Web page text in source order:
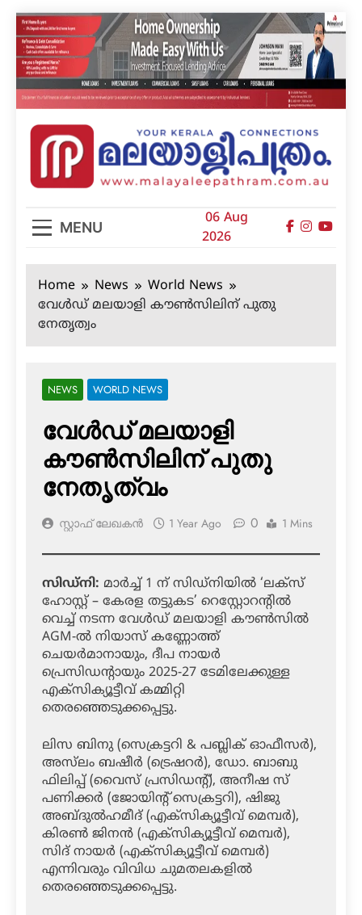
Skip
to
content
മലയാളിപത്രം
MENU
06 Aug
2026
Home News
World News
വേൾഡ് മലയാളി കൗൺസിലിന് പുതു
നേതൃത്വം
NEWS WORLD NEWS
വേൾഡ് മലയാളി
കൗൺസിലിന് പുതു
നേതൃത്വം
സ്റ്റാഫ് ലേഖകൻ 1 Year Ago 0 1 Mins
സിഡ്‌നി: മാർച്ച് 1 ന് സിഡ്‌നിയിൽ ‘ലക്സ്
ഹോസ്റ്റ് – കേരള തട്ടുകട’ റെസ്റ്റോറന്റിൽ
വെച്ച് നടന്ന വേൾഡ് മലയാളി കൗൺസിൽ
AGM-ൽ നിയാസ് കണ്ണോത്ത്
ചെയർമാനായും, ദീപ നായർ
പ്രെസിഡന്റായും 2025-27 ടേമിലേക്കുള്ള
എക്സിക്യൂട്ടീവ് കമ്മിറ്റി
തെരഞ്ഞെടുക്കപ്പെട്ടു.
ലിസ ബിനു (സെക്രട്ടറി & പബ്ലിക് ഓഫീസർ),
അസ്‌ലം ബഷീർ (ട്രെഷറർ), ഡോ. ബാബു
ഫിലിപ്പ് (വൈസ് പ്രസിഡന്റ്), അനീഷ സ്
പണിക്കർ (ജോയിന്റ് സെക്രട്ടറി), ഷിജു
അബ്ദുൽഹമീദ് (എക്സിക്യൂട്ടീവ് മെമ്പർ),
കിരൺ ജിനൻ (എക്സിക്യൂട്ടീവ് മെമ്പർ),
സിദ് നായർ (എക്സിക്യൂട്ടീവ് മെമ്പർ)
എന്നിവരും വിവിധ ചുമതലകളിൽ
തെരഞ്ഞെടുക്കപ്പെട്ടു.